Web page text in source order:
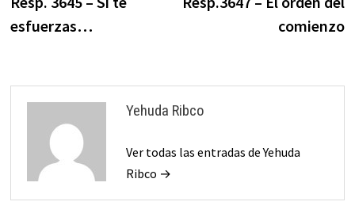
de
esfuerzas…
comienzo
Yehuda Ribco
Ver todas las entradas de Yehuda
Ribco →